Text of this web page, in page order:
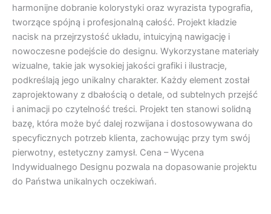
harmonijne dobranie kolorystyki oraz wyrazista typografia,
tworzące spójną i profesjonalną całość. Projekt kładzie
nacisk na przejrzystość układu, intuicyjną nawigację i
nowoczesne podejście do designu. Wykorzystane materiały
wizualne, takie jak wysokiej jakości grafiki i ilustracje,
podkreślają jego unikalny charakter. Każdy element został
zaprojektowany z dbałością o detale, od subtelnych przejść
i animacji po czytelność treści. Projekt ten stanowi solidną
bazę, która może być dalej rozwijana i dostosowywana do
specyficznych potrzeb klienta, zachowując przy tym swój
pierwotny, estetyczny zamysł. Cena – Wycena
Indywidualnego Designu pozwala na dopasowanie projektu
do Państwa unikalnych oczekiwań.